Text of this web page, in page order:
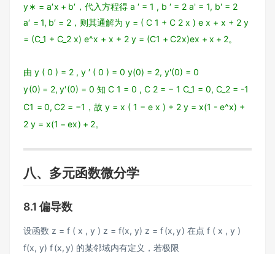
y∗ = a′x + b′ ，代入方程得 a ′ = 1 , b ′ = 2 a' = 1, b' = 2
a′ = 1, b′ = 2 ，则其通解为y = ( C 1 + C 2 x ) e x + x + 2 y
= (C_1 + C_2 x) e^x + x + 2 y = (C1 + C2x)ex + x + 2。
由 y ( 0 ) = 2 , y ′ ( 0 ) = 0 y(0) = 2, y'(0) = 0
y(0) = 2, y′(0) = 0 知 C 1 = 0 , C 2 = − 1 C_1 = 0, C_2 = -1
C1 = 0, C2 = −1 ，故y = x ( 1 − e x ) + 2 y = x(1 - e^x) +
2 y = x(1 − ex) + 2。
八、多元函数微分学
8.1 偏导数
设函数 z = f ( x , y ) z = f(x, y) z = f(x,y) 在点 f ( x , y )
f(x, y) f(x,y) 的某邻域内有定义，若极限